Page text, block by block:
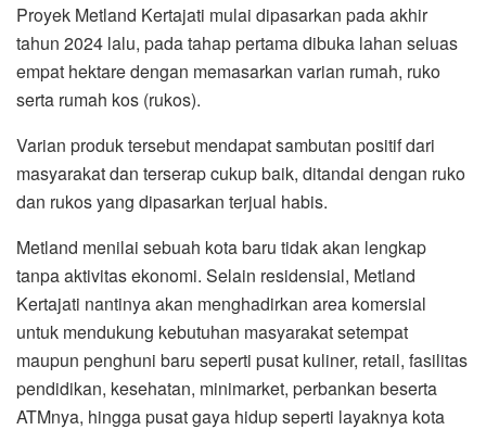
Proyek Metland Kertajati mulai dipasarkan pada akhir
tahun 2024 lalu, pada tahap pertama dibuka lahan seluas
empat hektare dengan memasarkan varian rumah, ruko
serta rumah kos (rukos).
Varian produk tersebut mendapat sambutan positif dari
masyarakat dan terserap cukup baik, ditandai dengan ruko
dan rukos yang dipasarkan terjual habis.
Metland menilai sebuah kota baru tidak akan lengkap
tanpa aktivitas ekonomi. Selain residensial, Metland
Kertajati nantinya akan menghadirkan area komersial
untuk mendukung kebutuhan masyarakat setempat
maupun penghuni baru seperti pusat kuliner, retail, fasilitas
pendidikan, kesehatan, minimarket, perbankan beserta
ATMnya, hingga pusat gaya hidup seperti layaknya kota